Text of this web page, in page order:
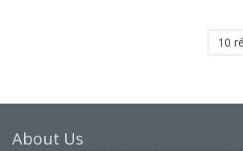
10
About Us